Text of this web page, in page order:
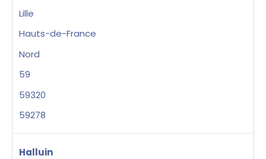
Lille
Hauts-de-France
Nord
59
59320
59278
Halluin